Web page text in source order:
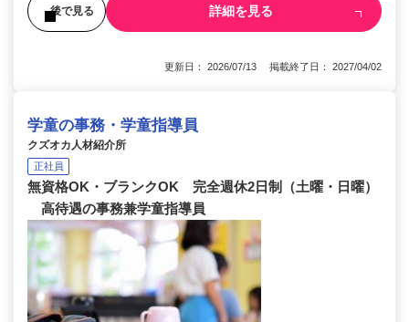
後で見る 詳細を見る
更新日： 2026/07/13 掲載終了日： 2027/04/02
学童の事務・学童指導員
クズオカ人材紹介所
正社員
無資格OK・ブランクOK 完全週休2日制（土曜・日曜）
高待遇の事務兼学童指導員